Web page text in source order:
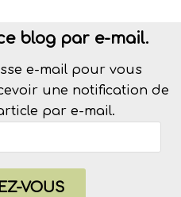
blog par e-mail.
e-mail pour vous
une notification de
par e-mail.
VOUS